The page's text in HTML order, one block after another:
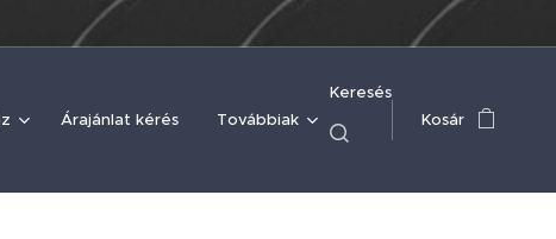
Árajánlat kérés Továbbiak
Keresés
Kosár